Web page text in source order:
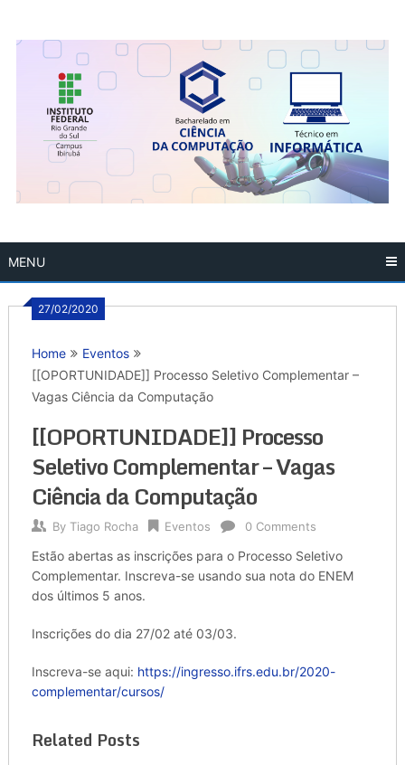
MENU
27/02/2020
Home
Eventos
[[OPORTUNIDADE]] Processo Seletivo Complementar –
Vagas Ciência da Computação
[[OPORTUNIDADE]] Processo
Seletivo Complementar – Vagas
Ciência da Computação
By Tiago Rocha Eventos 0 Comments
Estão abertas as inscrições para o Processo Seletivo
Complementar. Inscreva-se usando sua nota do ENEM
dos últimos 5 anos.
Inscrições do dia 27/02 até 03/03.
Inscreva-se aqui: https://ingresso.ifrs.edu.br/2020-
complementar/cursos/
Related Posts